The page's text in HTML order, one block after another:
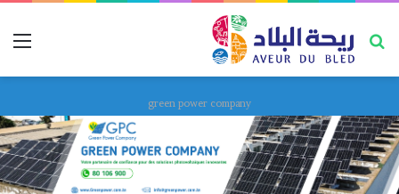
بحث عن
green power company